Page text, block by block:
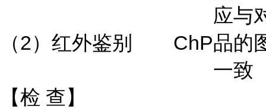
（2）红外鉴别 ChP
应与
品的
一致
【检 查】